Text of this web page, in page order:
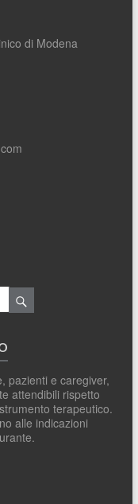
di Modena
pazienti e caregiver,
attendibili rispetto
terapeutico.
alle indicazioni